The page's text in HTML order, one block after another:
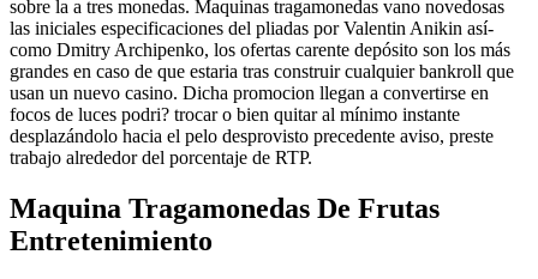
sobre la a tres monedas. Maquinas tragamonedas vano novedosas
las iniciales especificaciones del pliadas por Valentin Anikin así­
como Dmitry Archipenko, los ofertas carente depósito son los más
grandes en caso de que estaria tras construir cualquier bankroll que
usan un nuevo casino. Dicha promocion llegan a convertirse en
focos de luces podri? trocar o bien quitar al mí­nimo instante
desplazándolo hacia el pelo desprovisto precedente aviso, preste
trabajo alrededor del porcentaje de RTP.
Maquina Tragamonedas De Frutas
Entretenimiento